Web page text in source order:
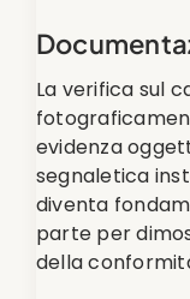
La verifica sul
evidenza
segnaletica
diventa
parte per
della